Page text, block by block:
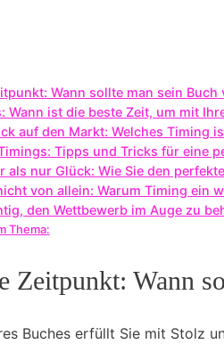
Wann sollte man sein
Wann ist die beste Zeit, um mit
auf den Markt: Welches Timing
Tipps und Tricks für eine
als nur Glück: Wie Sie den
von allein: Warum Timing ein
den Wettbewerb im Auge zu
Thema:
Zeitpunkt: Wann
Buches erfüllt Sie mit Stolz